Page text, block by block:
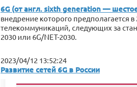
6G (от англ. sixth generation —
внедрение которого предполагается
телекоммуникаций, следующих за
2030 или 6G/NET-2030.
2023/04/12 13:52:24
Развитие сетей 6G в России